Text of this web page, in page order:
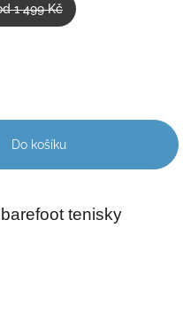
1 499 Kč
Do košíku
tenisky